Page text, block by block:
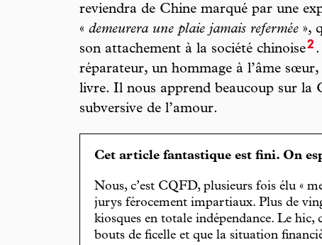
reviendra de Chine marqué par une
« demeurera une plaie jamais refermée »,
son attachement à la société chinoise2 .
réparateur, un hommage à l’âme
livre. Il nous apprend beaucoup sur la
subversive de l’amour.
Cet article fantastique est fini. On
Nous, c’est CQFD, plusieurs fois élu «
jurys férocement impartiaux. Plus de
kiosques en totale indépendance. Le hic,
bouts de ficelle et que la situation